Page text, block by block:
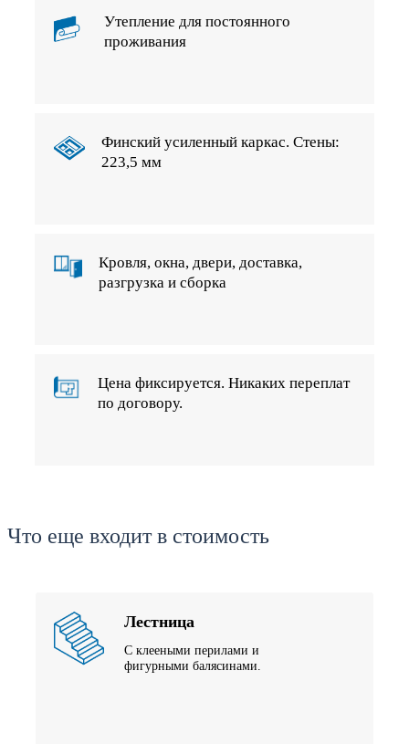
Утепление для постоянного
проживания
Финский усиленный каркас. Стены:
223,5 мм
Кровля, окна, двери, доставка,
разгрузка и сборка
Цена фиксируется. Никаких переплат
по договору.
Что еще входит в стоимость
Лестница
С клееными перилами и
фигурными балясинами.